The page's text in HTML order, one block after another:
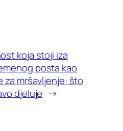
koja stoji iza
posta kao
za mršavljenje: što
djeluje →